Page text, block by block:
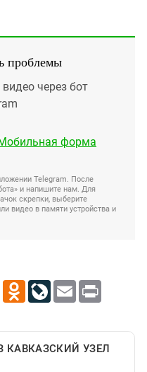
проблемы
через бот
форма
Telegram. После
и напишите нам. Для
скрепки, выберите
видео в памяти устройства и
X Odnoklassniki
LiveJournal
Email Print
КАВКАЗСКИЙ УЗЕЛ